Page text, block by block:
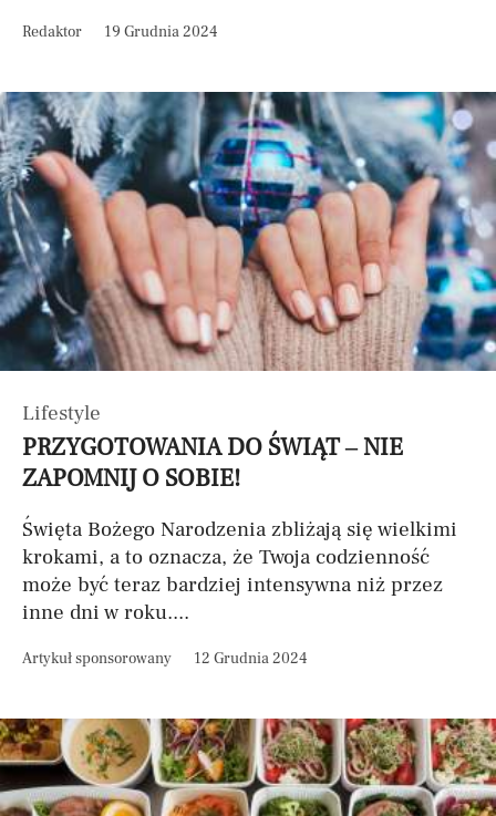
Redaktor 19 Grudnia 2024
Lifestyle
PRZYGOTOWANIA DO ŚWIĄT – NIE
ZAPOMNIJ O SOBIE!
Święta Bożego Narodzenia zbliżają się wielkimi
krokami, a to oznacza, że Twoja codzienność
może być teraz bardziej intensywna niż przez
inne dni w roku....
Artykuł sponsorowany 12 Grudnia 2024